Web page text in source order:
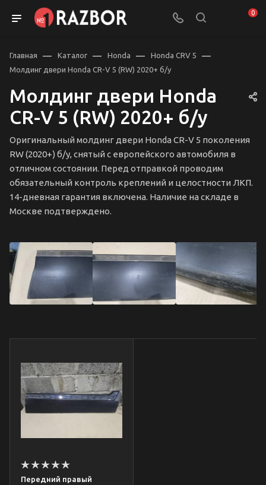
0
Главная — Каталог — Honda — Honda CRV 5 —
Молдинг двери Honda CR-V 5 (RW) 2020+ б/у
Молдинг двери Honda
CR-V 5 (RW) 2020+ б/у
Оригинальный молдинг двери Honda CR-V 5 поколения
RW (2020+) б/у, снятый с европейского автомобиля в
отличном состоянии. Перед отправкой проводим
обязательный контроль креплений и целостности ЛКП.
14-дневная гарантия включена. Наличие на складе в
Москве подтверждено.
Передний правый